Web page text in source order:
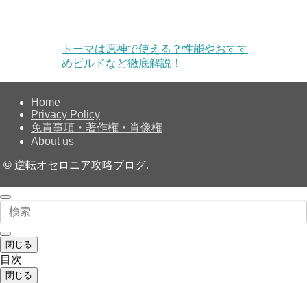
トーマは原神で使える？性能やおすす
めビルドなど徹底解説！
Home
Privacy Policy
免責事項・著作権・肖像権
About us
© 逆転オセロニア攻略ブログ.
閉じる
目次
閉じる